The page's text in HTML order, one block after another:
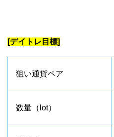
[デイトレ目標]
狙い通貨ペア
数量（lot）